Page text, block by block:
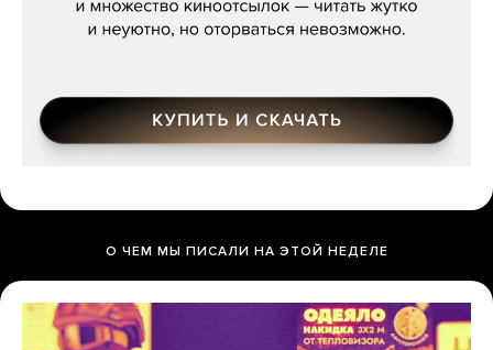
О ЧЕМ МЫ ПИСАЛИ НА ЭТОЙ НЕДЕЛЕ